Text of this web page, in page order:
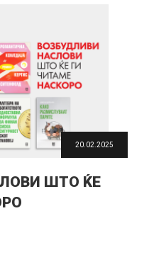
20.02.2025
ШТО ЌЕ